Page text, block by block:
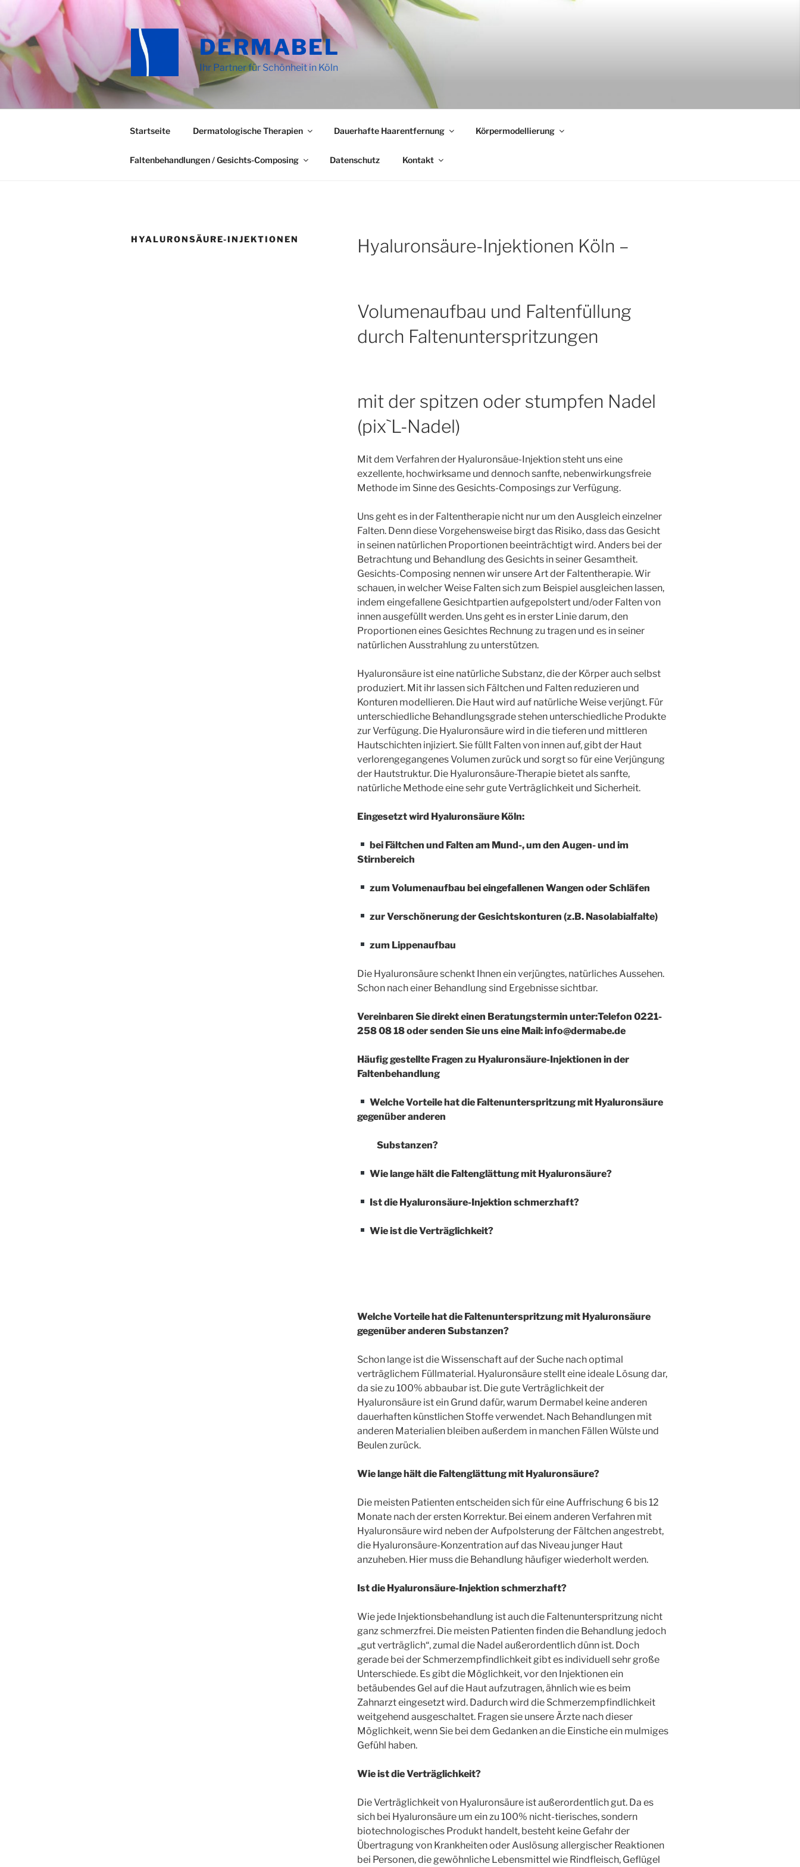
Inhalt
springen
DERMABEL
Ihr Partner für Schönheit in Köln
Startseite Dermatologische Therapien Dauerhafte Haarentfernung Körpermodellierung
Faltenbehandlungen / Gesichts-Composing Datenschutz Kontakt
HYALURONSÄURE-INJEKTIONEN Hyaluronsäure-Injektionen Köln –
Volumenaufbau und Faltenfüllung
durch Faltenunterspritzungen
mit der spitzen oder stumpfen Nadel
(pix`L-Nadel)
Mit dem Verfahren der Hyaluronsäue-Injektion steht uns eine
exzellente, hochwirksame und dennoch sanfte, nebenwirkungsfreie
Methode im Sinne des Gesichts-Composings zur Verfügung.
Uns geht es in der Faltentherapie nicht nur um den Ausgleich einzelner
Falten. Denn diese Vorgehensweise birgt das Risiko, dass das Gesicht
in seinen natürlichen Proportionen beeinträchtigt wird. Anders bei der
Betrachtung und Behandlung des Gesichts in seiner Gesamtheit.
Gesichts-Composing nennen wir unsere Art der Faltentherapie. Wir
schauen, in welcher Weise Falten sich zum Beispiel ausgleichen lassen,
indem eingefallene Gesichtpartien aufgepolstert und/oder Falten von
innen ausgefüllt werden. Uns geht es in erster Linie darum, den
Proportionen eines Gesichtes Rechnung zu tragen und es in seiner
natürlichen Ausstrahlung zu unterstützen.
Hyaluronsäure ist eine natürliche Substanz, die der Körper auch selbst
produziert. Mit ihr lassen sich Fältchen und Falten reduzieren und
Konturen modellieren. Die Haut wird auf natürliche Weise verjüngt. Für
unterschiedliche Behandlungsgrade stehen unterschiedliche Produkte
zur Verfügung. Die Hyaluronsäure wird in die tieferen und mittleren
Hautschichten injiziert. Sie füllt Falten von innen auf, gibt der Haut
verlorengegangenes Volumen zurück und sorgt so für eine Verjüngung
der Hautstruktur. Die Hyaluronsäure-Therapie bietet als sanfte,
natürliche Methode eine sehr gute Verträglichkeit und Sicherheit.
Eingesetzt wird Hyaluronsäure Köln:
bei Fältchen und Falten am Mund-, um den Augen- und im
Stirnbereich
zum Volumenaufbau bei eingefallenen Wangen oder Schläfen
zur Verschönerung der Gesichtskonturen (z.B. Nasolabialfalte)
zum Lippenaufbau
Die Hyaluronsäure schenkt Ihnen ein verjüngtes, natürliches Aussehen.
Schon nach einer Behandlung sind Ergebnisse sichtbar.
Vereinbaren Sie direkt einen Beratungstermin unter:Telefon 0221-
258 08 18 oder senden Sie uns eine Mail: info@dermabe.de
Häufig gestellte Fragen zu Hyaluronsäure-Injektionen in der
Faltenbehandlung
Welche Vorteile hat die Faltenunterspritzung mit Hyaluronsäure
gegenüber anderen
Substanzen?
Wie lange hält die Faltenglättung mit Hyaluronsäure?
Ist die Hyaluronsäure-Injektion schmerzhaft?
Wie ist die Verträglichkeit?
Welche Vorteile hat die Faltenunterspritzung mit Hyaluronsäure
gegenüber anderen Substanzen?
Schon lange ist die Wissenschaft auf der Suche nach optimal
verträglichem Füllmaterial. Hyaluronsäure stellt eine ideale Lösung dar,
da sie zu 100% abbaubar ist. Die gute Verträglichkeit der
Hyaluronsäure ist ein Grund dafür, warum Dermabel keine anderen
dauerhaften künstlichen Stoffe verwendet. Nach Behandlungen mit
anderen Materialien bleiben außerdem in manchen Fällen Wülste und
Beulen zurück.
Wie lange hält die Faltenglättung mit Hyaluronsäure?
Die meisten Patienten entscheiden sich für eine Auffrischung 6 bis 12
Monate nach der ersten Korrektur. Bei einem anderen Verfahren mit
Hyaluronsäure wird neben der Aufpolsterung der Fältchen angestrebt,
die Hyaluronsäure-Konzentration auf das Niveau junger Haut
anzuheben. Hier muss die Behandlung häufiger wiederholt werden.
Ist die Hyaluronsäure-Injektion schmerzhaft?
Wie jede Injektionsbehandlung ist auch die Faltenunterspritzung nicht
ganz schmerzfrei. Die meisten Patienten finden die Behandlung jedoch
„gut verträglich“, zumal die Nadel außerordentlich dünn ist. Doch
gerade bei der Schmerzempfindlichkeit gibt es individuell sehr große
Unterschiede. Es gibt die Möglichkeit, vor den Injektionen ein
betäubendes Gel auf die Haut aufzutragen, ähnlich wie es beim
Zahnarzt eingesetzt wird. Dadurch wird die Schmerzempfindlichkeit
weitgehend ausgeschaltet. Fragen sie unsere Ärzte nach dieser
Möglichkeit, wenn Sie bei dem Gedanken an die Einstiche ein mulmiges
Gefühl haben.
Wie ist die Verträglichkeit?
Die Verträglichkeit von Hyaluronsäure ist außerordentlich gut. Da es
sich bei Hyaluronsäure um ein zu 100% nicht-tierisches, sondern
biotechnologisches Produkt handelt, besteht keine Gefahr der
Übertragung von Krankheiten oder Auslösung allergischer Reaktionen
bei Personen, die gewöhnliche Lebensmittel wie Rindfleisch, Geflügel